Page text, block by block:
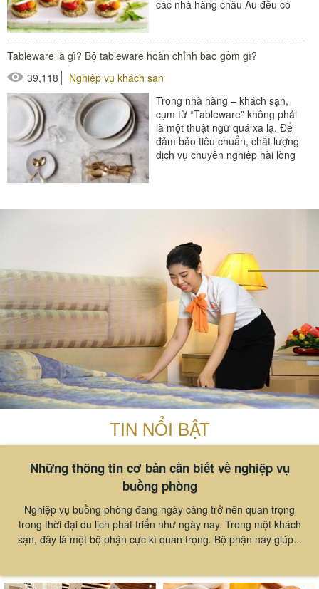
các nhà hàng châu Âu đều có
#thiết bị nhà hàng - bếp
Tableware là gì? Bộ tableware hoàn chỉnh bao gồm gì?
39,118
Nghiệp vụ khách sạn
Trong nhà hàng – khách sạn,
cụm từ “Tableware” không phải
là một thuật ngữ quá xa lạ. Để
đảm bảo tiêu chuẩn, chất lượng
dịch vụ chuyên nghiệp hài lòng
TIN NỔI BẬT
Những thông tin cơ bản cần biết về nghiệp vụ
buồng phòng
Nghiệp vụ buồng phòng đang ngày càng trở nên quan trọng
trong thời đại du lịch phát triển như ngày nay. Trong một khách
sạn, đây là một bộ phận cực kì quan trọng. Bộ phận này giúp...